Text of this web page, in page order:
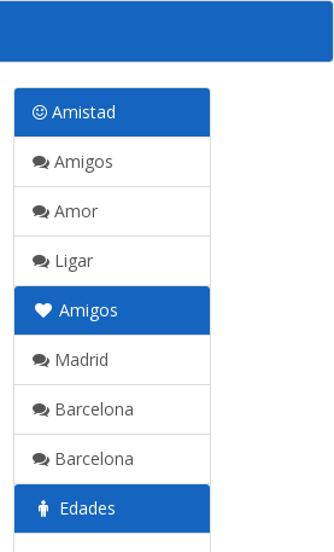
Amistad
Amigos
Amor
Ligar
Amigos
Madrid
Barcelona
Barcelona
Edades